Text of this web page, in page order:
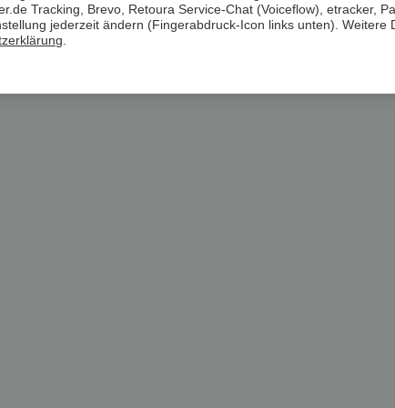
Tracking, Brevo, Retoura Service-Chat (Voiceflow), etracker,
jederzeit ändern (Fingerabdruck-Icon links unten). Weitere
.